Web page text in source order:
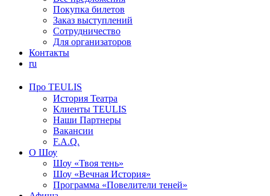
Покупка билетов
Заказ выступлений
Сотрудничество
Для организаторов
Контакты
ru
Про TEULIS
История Театра
Клиенты TEULIS
Наши Партнеры
Вакансии
F.A.Q.
О Шоу
Шоу «Твоя тень»
Шоу «Вечная История»
Программа «Повелители теней»